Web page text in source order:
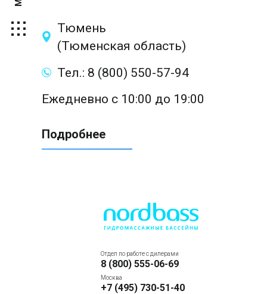
Тюмень
(Тюменская область)
Тел.: 8 (800) 550-57-94
Ежедневно с 10:00 до 19:00
Подробнее
Отдел по работе с дилерами
8 (800) 555-06-69
Москва
+7 (495) 730-51-40